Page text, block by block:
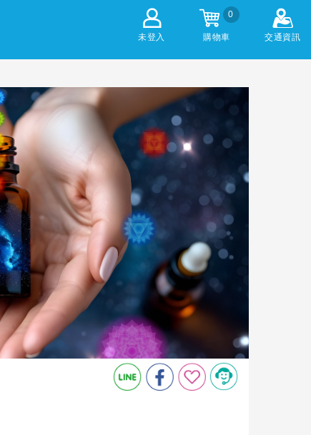
未登入
0
購物車 交通資訊